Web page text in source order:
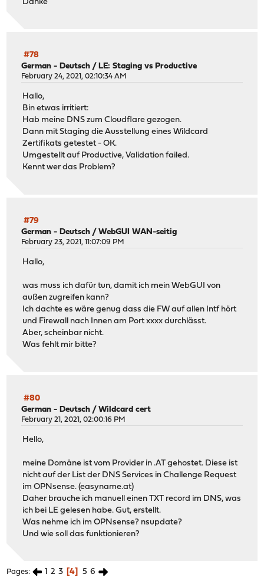
Danke
#78
German - Deutsch / LE: Staging vs Productive
February 24, 2021, 02:10:34 AM
Hallo,
Bin etwas irritiert:
Hab meine DNS zum Cloudflare gezogen.
Dann mit Staging die Ausstellung eines Wildcard
Zertifikats getestet - OK.
Umgestellt auf Productive, Validation failed.
Kennt wer das Problem?
#79
German - Deutsch /WebGUI WAN-seitig
February 23, 2021, 11:07:09 PM
Hallo,
was muss ich dafür tun, damit ich mein WebGUI von
außen zugreifen kann?
Ich dachte es wäre genug dass die FW auf allen Intf hört
und Firewall nach Innen am Port xxxx durchlässt.
Aber, scheinbar nicht.
Was fehlt mir bitte?
#80
German - Deutsch /Wildcard cert
February 21, 2021, 02:00:16 PM
Hello,
meine Domäne ist vom Provider in .AT gehostet. Diese ist
nicht auf der List der DNS Services in Challenge Request
im OPNsense. (easyname.at)
Daher brauche ich manuell einen TXT record im DNS, was
ich bei LE gelesen habe. Gut, erstellt.
Was nehme ich im OPNsense? nsupdate?
Und wie soll das funktionieren?
Pages 1 2 3 4 5 6